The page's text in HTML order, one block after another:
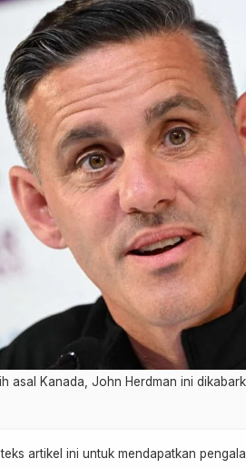
asal Kanada, John Herdman ini
artikel ini untuk mendapatkan